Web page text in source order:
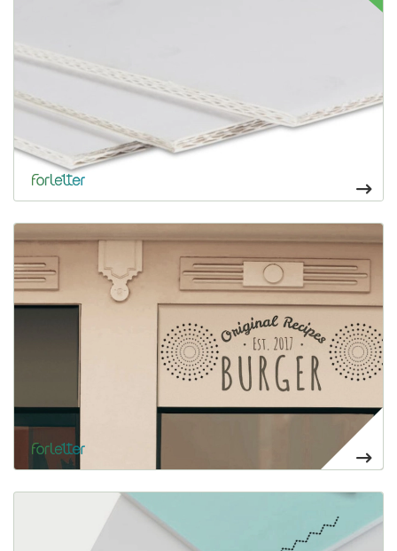
Cartelería exterior resistente que llama la atención y perdura
47,25€
Voir plus Composite DIBOND
Voir plus Forex PVC personnalisé